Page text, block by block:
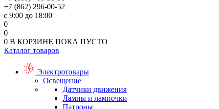
+7 (862) 296-00-52
с 9:00 до 18:00
0
0
0 В КОРЗИНЕ ПОКА ПУСТО
Каталог товаров
Электротовары
Освещение
Датчики движения
Лампы и лампочки
Патроны